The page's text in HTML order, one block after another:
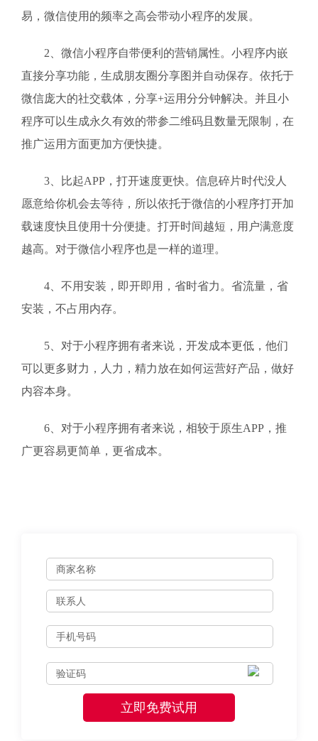
易，微信使用的频率之高会带动小程序的发展。
2、微信小程序自带便利的营销属性。小程序内嵌
直接分享功能，生成朋友圈分享图并自动保存。依托于
微信庞大的社交载体，分享+运用分分钟解决。并且小
程序可以生成永久有效的带参二维码且数量无限制，在
推广运用方面更加方便快捷。
3、比起APP，打开速度更快。信息碎片时代没人
愿意给你机会去等待，所以依托于微信的小程序打开加
载速度快且使用十分便捷。打开时间越短，用户满意度
越高。对于微信小程序也是一样的道理。
4、不用安装，即开即用，省时省力。省流量，省
安装，不占用内存。
5、对于小程序拥有者来说，开发成本更低，他们
可以更多财力，人力，精力放在如何运营好产品，做好
内容本身。
6、对于小程序拥有者来说，相较于原生APP，推
广更容易更简单，更省成本。